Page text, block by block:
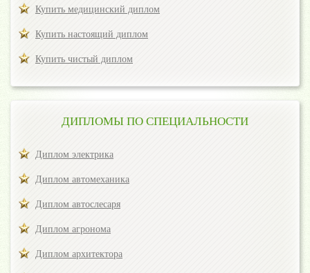
Купить медицинский диплом
Купить настоящий диплом
Купить чистый диплом
ДИПЛОМЫ ПО СПЕЦИАЛЬНОСТИ
Диплом электрика
Диплом автомеханика
Диплом автослесаря
Диплом агронома
Диплом архитектора